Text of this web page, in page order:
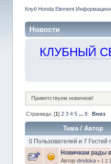
Клуб Honda Element
Новости
КЛУБНЫЙ
Приветствуем новичков!
Страницы: [1] 2 3 4 5 ... 8 Вниз
Тема/ Автор
0 Пользователей и 7 Гостей
Новичкам рады
Автор dmdoka « 1 2 3